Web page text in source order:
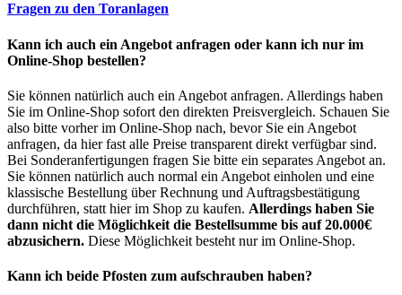
Fragen zu den Toranlagen
Kann ich auch ein Angebot anfragen oder kann ich nur im
Online-Shop bestellen?
Sie können natürlich auch ein Angebot anfragen. Allerdings haben
Sie im Online-Shop sofort den direkten Preisvergleich. Schauen Sie
also bitte vorher im Online-Shop nach, bevor Sie ein Angebot
anfragen, da hier fast alle Preise transparent direkt verfügbar sind.
Bei Sonderanfertigungen fragen Sie bitte ein separates Angebot an.
Sie können natürlich auch normal ein Angebot einholen und eine
klassische Bestellung über Rechnung und Auftragsbestätigung
durchführen, statt hier im Shop zu kaufen. Allerdings haben Sie
dann nicht die Möglichkeit die Bestellsumme bis auf 20.000€
abzusichern. Diese Möglichkeit besteht nur im Online-Shop.
Kann ich beide Pfosten zum aufschrauben haben?